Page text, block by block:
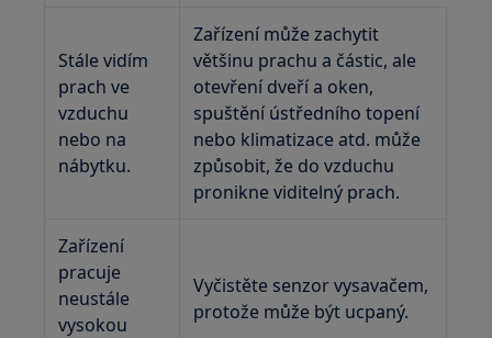
Stále vidím
prach ve
vzduchu
nebo na
nábytku.
Zařízení může zachytit
většinu prachu a částic, ale
otevření dveří a oken,
spuštění ústředního topení
nebo klimatizace atd. může
způsobit, že do vzduchu
pronikne viditelný prach.
Zařízení
pracuje
neustále
vysokou
Vyčistěte senzor vysavačem,
protože může být ucpaný.